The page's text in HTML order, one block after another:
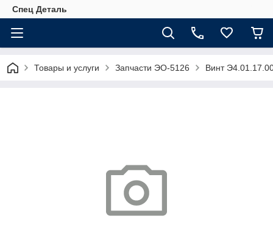
Спец Деталь
Товары и услуги Запчасти ЭО-5126 Винт